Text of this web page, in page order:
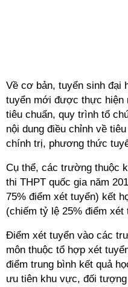
Về cơ bản, tuyển sinh đại
tuyển mới được thực hiện
tiêu chuẩn, quy trình tổ
nội dung điều chỉnh về
chính trị, phương thức
Cụ thể, các trường thuộc
thi THPT quốc gia năm
75% điểm xét tuyển) kết
(chiếm tỷ lệ 25% điểm xét
Điểm xét tuyển vào các
môn thuộc tổ hợp xét
điểm trung bình kết quả
ưu tiên khu vực, đối